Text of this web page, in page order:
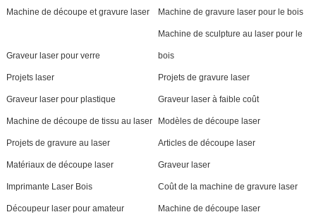
Machine de découpe et gravure laser Machine de gravure laser pour le bois
Graveur laser pour verre
Machine de sculpture au laser pour le
bois
Projets laser Projets de gravure laser
Graveur laser pour plastique Graveur laser à faible coût
Machine de découpe de tissu au laser Modèles de découpe laser
Projets de gravure au laser Articles de découpe laser
Matériaux de découpe laser Graveur laser
Imprimante Laser Bois Coût de la machine de gravure laser
Découpeur laser pour amateur Machine de découpe laser